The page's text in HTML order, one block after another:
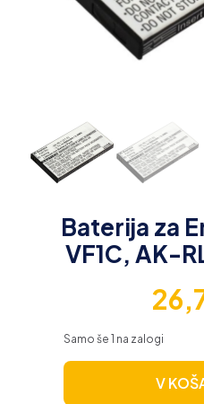
Baterija za
VF1C, AK-
Samo še 1 na zalogi
V